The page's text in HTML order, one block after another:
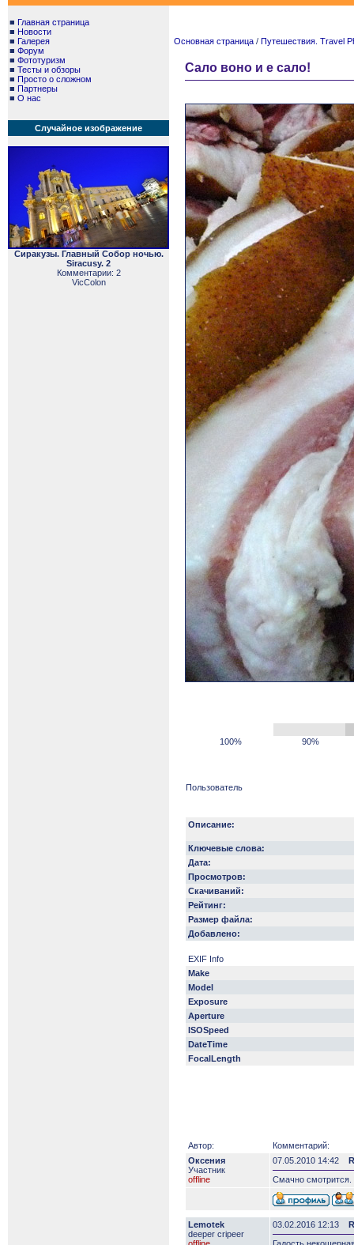
■ Главная страница
■ Новости
■ Галерея
■ Форум
■ Фототуризм
■ Тесты и обзоры
■ Просто о сложном
■ Партнеры
■ О нас
Случайное изображение
Сиракузы. Главный Собор ночью.
Siracusy. 2
Комментарии: 2
VicColon
Основная страница / Путешествия. Travel
Сало воно и е сало!
100% 90%
Пользователь
Описание:
Ключевые слова:
Дата:
Просмотров:
Скачиваний:
Рейтинг:
Размер файла:
Добавлено:
EXIF Info
Make
Model
Exposure
Aperture
ISOSpeed
DateTime
FocalLength
Автор:
Комментарий:
Оксения
Участник
offline
07.05.2010 14:42
Смачно смотрится.
Lemotek
deeper сripeer
03.02.2016 12:13